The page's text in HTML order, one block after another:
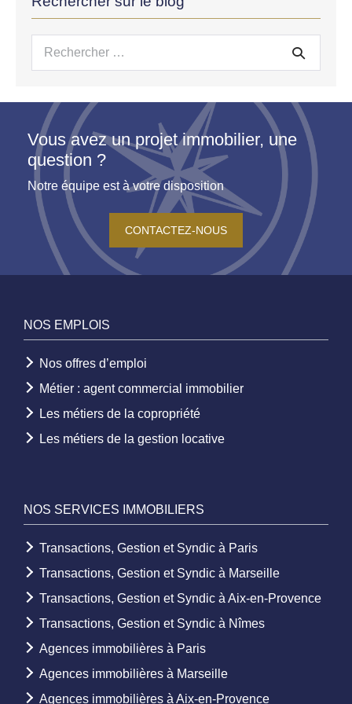
Recherche
Vous avez un projet immobilier, une
question ?
Notre équipe est à votre disposition
CONTACTEZ-NOUS
NOS EMPLOIS
Nos offres d’emploi
Métier : agent commercial immobilier
Les métiers de la copropriété
Les métiers de la gestion locative
NOS SERVICES IMMOBILIERS
Transactions, Gestion et Syndic à Paris
Transactions, Gestion et Syndic à Marseille
Transactions, Gestion et Syndic à Aix-en-Provence
Transactions, Gestion et Syndic à Nîmes
Agences immobilières à Paris
Agences immobilières à Marseille
Agences immobilières à Aix-en-Provence